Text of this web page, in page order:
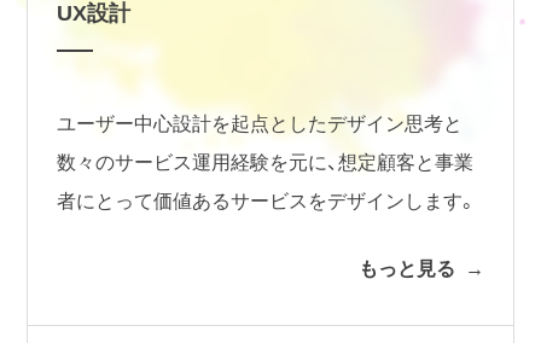
UX設計
ユーザー中心設計を起点としたデザイン思考と
数々のサービス運用経験を元に、想定顧客と事業
者にとって価値あるサービスをデザインします。
もっと見る